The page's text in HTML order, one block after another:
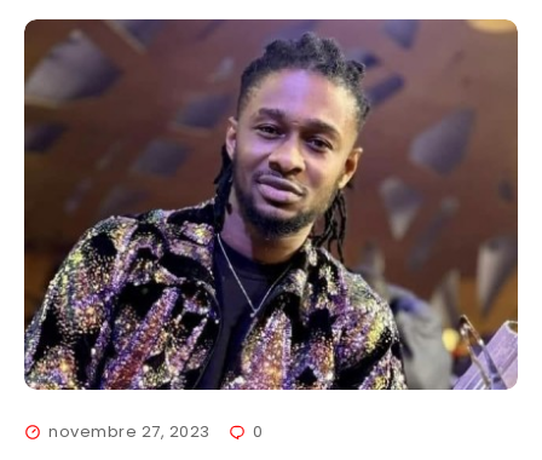
novembre 27, 2023 0